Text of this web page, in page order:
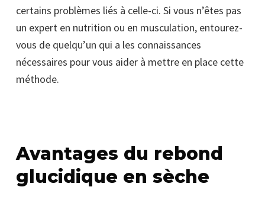
certains problèmes liés à celle-ci. Si vous n’êtes pas
un expert en nutrition ou en musculation, entourez-
vous de quelqu’un qui a les connaissances
nécessaires pour vous aider à mettre en place cette
méthode.
Avantages du rebond
glucidique en sèche